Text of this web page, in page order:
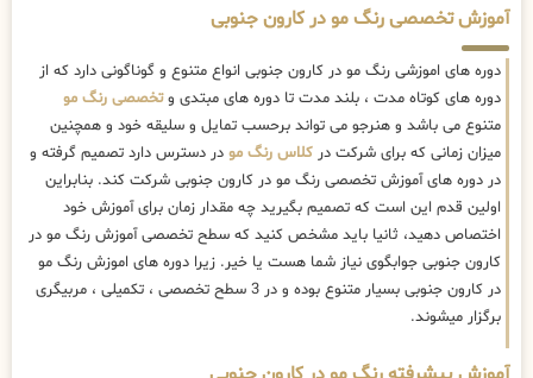
آموزش تخصصی رنگ مو در کارون جنوبی
دوره های اموزشی رنگ مو در کارون جنوبی انواع متنوع و گوناگونی دارد که از
دوره های کوتاه مدت ، بلند مدت تا دوره های مبتدی وتخصصی رنگ مو
متنوع می باشد و هنرجو می تواند برحسب تمایل و سلیقه خود و همچنین
میزان زمانی که برای شرکت در کلاس رنگ مو در دسترس دارد تصمیم گرفته و
در دوره های آموزش تخصصی رنگ مو در کارون جنوبی شرکت کند. بنابراین
اولین قدم این است که تصمیم بگیرید چه مقدار زمان برای آموزش خود
اختصاص دهید، ثانیا باید مشخص کنید که سطح تخصصی آموزش رنگ مو در
کارون جنوبی جوابگوی نیاز شما هست یا خیر. زیرا دوره های اموزش رنگ مو
در کارون جنوبی بسیار متنوع بوده و در 3 سطح تخصصی ، تکمیلی ، مربیگری
برگزار میشوند.